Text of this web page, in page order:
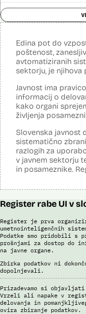
Cena:
opravljena:
Analiza učinka na
Posodobljeno: 3.
Sistem uporablja
razpoznavnih znakov
VeriLook). Vsebuje dva
Evidenco fotografiranih
osebnih razpoznavnih
neznane (iskane) osebe z
fotografiranih oseb
po podobnostih obraza. V
uporabnik izbere samo
dovolj visok prag
strokovnjak za primerjavo
Sistem uporablja sledeče
policije (del informacijsko
Viri:
Brošura 60 let
Spletno mesto podjetja
Poročilo Automating
Odgovor na zahtevo za
Dokument Povabilo k oddaji
Edina pot do
poštenost,
avtomatiziranih
sektorju, je
Javnost ima
informacij o
kako organi
življenja
Slovenska javnost
sistematično
razlogih za
v javnem sektorju
in posameznike.
Register rabe UI v
Register je prva
umetnointeligenčnih
Podatke smo pridobili s
prošnjami za dostop do
na javne organe.
Zbirka podatkov ni
dopolnjevali.
Prizadevamo si
Vrzeli ali napake v
delovanja in
ovira zbiranje podatkov.